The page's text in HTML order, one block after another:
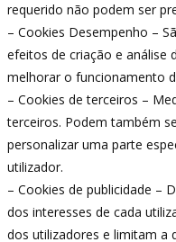
requerido não podem ser
– Cookies Desempenho –
efeitos de criação e análise
melhorar o funcionamento
– Cookies de terceiros –
terceiros. Podem também
personalizar uma parte
utilizador.
– Cookies de publicidade –
dos interesses de cada
dos utilizadores e limitam a